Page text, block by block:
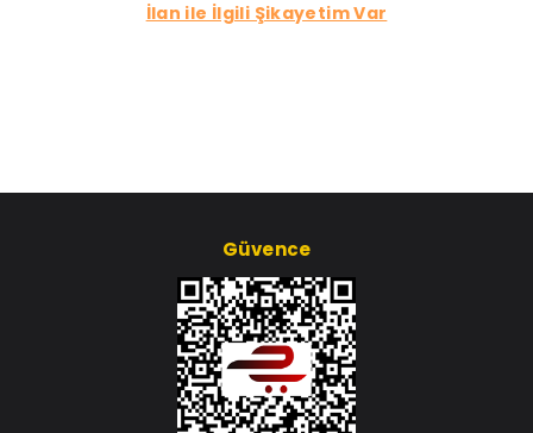
İlan ile İlgili Şikayetim Var
Güvence